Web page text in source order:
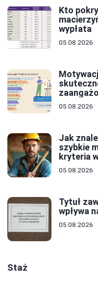
Kto
wypłata
05.08.2026
05.08.2026
Jak
szybkie
kryteria
05.08.2026
Tytuł
wpływa
05.08.2026
Staż